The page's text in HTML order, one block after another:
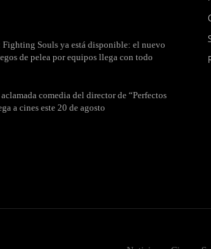
Souls ya está disponible: el nuevo
de pelea por equipos llega con todo
comedia del director de “Perfectos
a cines este 20 de agosto